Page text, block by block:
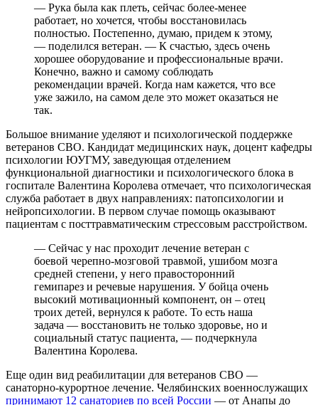
— Рука была как плеть, сейчас более-менее
работает, но хочется, чтобы восстановилась
полностью. Постепенно, думаю, придем к этому,
— поделился ветеран. — К счастью, здесь очень
хорошее оборудование и профессиональные врачи.
Конечно, важно и самому соблюдать
рекомендации врачей. Когда нам кажется, что все
уже зажило, на самом деле это может оказаться не
так.
Большое внимание уделяют и психологической поддержке
ветеранов СВО. Кандидат медицинских наук, доцент кафедры
психологии ЮУГМУ, заведующая отделением
функциональной диагностики и психологического блока в
госпитале Валентина Королева отмечает, что психологическая
служба работает в двух направлениях: патопсихологии и
нейропсихологии. В первом случае помощь оказывают
пациентам с посттравматическим стрессовым расстройством.
— Сейчас у нас проходит лечение ветеран с
боевой черепно-мозговой травмой, ушибом мозга
средней степени, у него правосторонний
гемипарез и речевые нарушения. У бойца очень
высокий мотивационный компонент, он – отец
троих детей, вернулся к работе. То есть наша
задача — восстановить не только здоровье, но и
социальный статус пациента, — подчеркнула
Валентина Королева.
Еще один вид реабилитации для ветеранов СВО —
санаторно-курортное лечение. Челябинских военнослужащих
принимают 12 санаториев по всей России — от Анапы до